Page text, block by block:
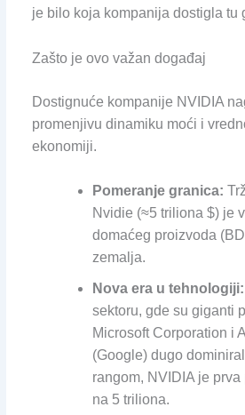
je bilo koja kompanija dostigla tu
Zašto je ovo važan događaj
Dostignuće kompanije NVIDIA
promenjivu dinamiku moći i
ekonomiji.
Pomeranje granica:
Nvidie (≈5 triliona $) je
domaćeg proizvoda
zemalja.
Nova era u tehnologiji:
sektoru, gde su giganti
Microsoft Corporation i
(Google) dugo
rangom, NVIDIA je
na 5 triliona.